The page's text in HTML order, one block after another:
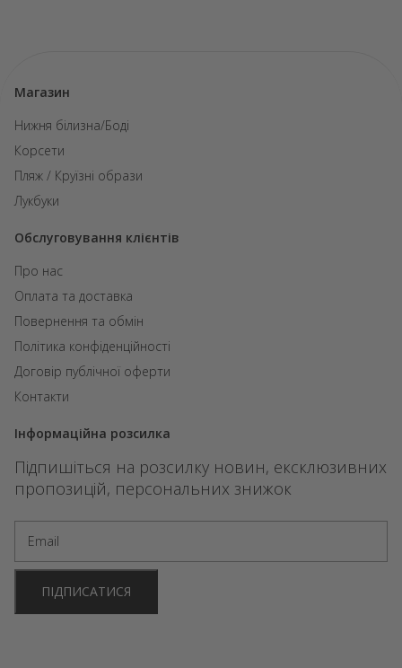
Магазин
Нижня білизна/Боді
Корсети
Пляж / Круїзні образи
Лукбуки
Обслуговування клієнтів
Про нас
Оплата та доставка
Повернення та обмін
Політика конфіденційності
Договір публічної оферти
Контакти
Інформаційна розсилка
Підпишіться на розсилку новин, ексклюзивних
пропозицій, персональних знижок
ПІДПИСАТИСЯ